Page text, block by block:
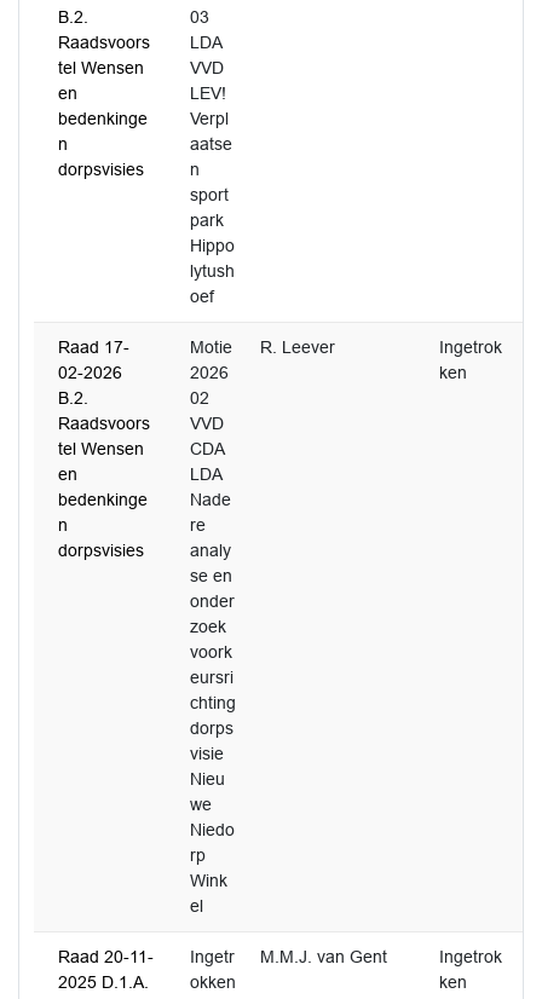
B.2.
Raadsvoors
tel Wensen
en
bedenkinge
n
dorpsvisies
03
LDA
VVD
LEV!
Verpl
aatse
n
sport
park
Hippo
lytush
oef
Raad 17-
02-2026
B.2.
Raadsvoors
tel Wensen
en
bedenkinge
n
dorpsvisies
Motie
2026
02
VVD
CDA
LDA
Nade
re
analy
se en
onder
zoek
voork
eursri
chting
dorps
visie
Nieu
we
Niedo
rp
Wink
el
R. Leever
Ingetrok
ken
Raad 20-11-
2025 D.1.A.
Ingetr
okken
M.M.J. van Gent
Ingetrok
ken